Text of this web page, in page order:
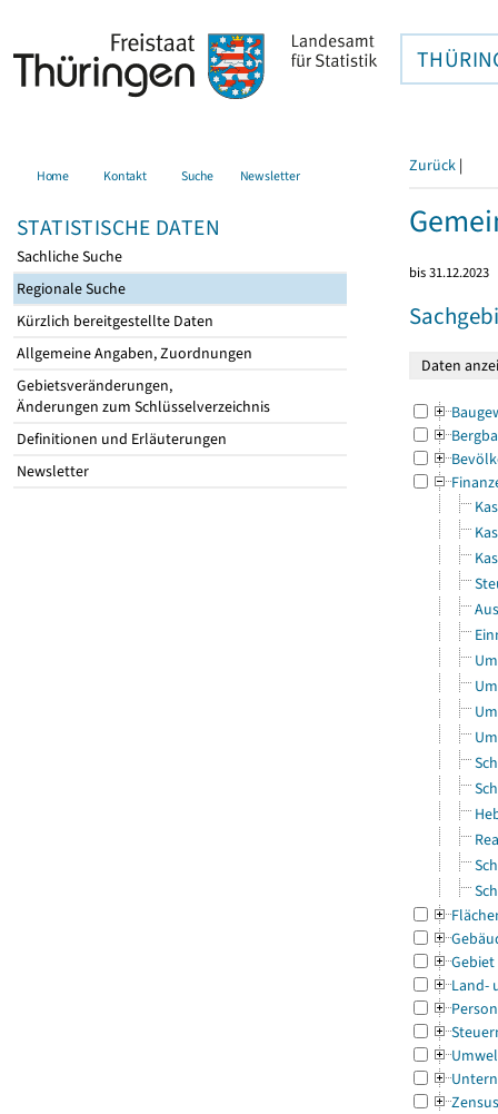
Home Kontakt Suche Newsletter
STATISTISCHE DATEN
Sachliche Suche
Regionale Suche
Kürzlich bereitgestellte Daten
Allgemeine Angaben, Zuordnungen
Gebietsveränderungen,
Änderungen zum Schlüsselverzeichnis
Definitionen und Erläuterungen
Newsletter
Zurück |
bis 31.12.2023
Gebiet
Land-
Zensus